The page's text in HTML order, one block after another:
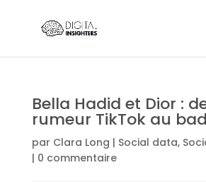
Bella Hadid et Dior :
rumeur TikTok au
par Clara Long | Social data,
| 0 commentaire